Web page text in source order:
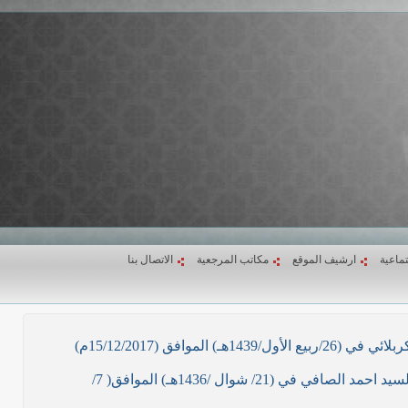
ارشيف الموقع مكاتب المرجعية الاتصال بنا
(15/12/2017م)
نص ما ورد بشأن الأوضاع الراهنة في العراق في خطبة الجمعة لممثل المرجعية الدينية العليا في كربلاء المقدسة فضيلة العلاّمة السيد احمد الصافي في (21/ شوال /1436هـ) الموافق( 7/